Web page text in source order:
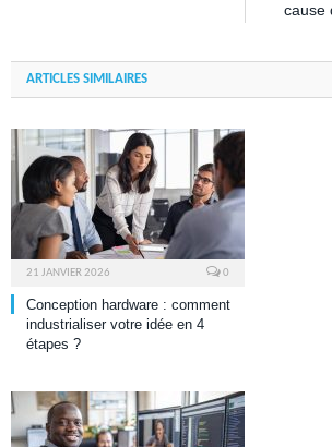
cause
ARTICLES SIMILAIRES
21 JANVIER 2026 0
Conception hardware : comment
industrialiser votre idée en 4
étapes ?